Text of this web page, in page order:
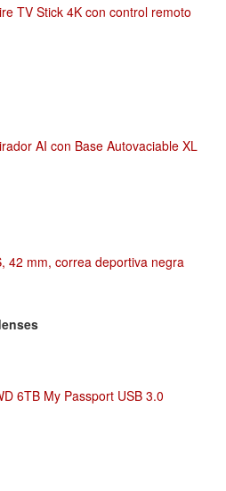
TV Stick 4K con control remoto
AI con Base Autovaciable XL
42 mm, correa deportiva negra
6TB My Passport USB 3.0